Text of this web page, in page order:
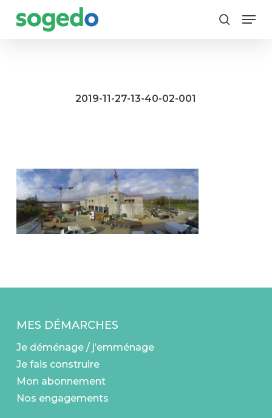
search
Menu
2019-11-27-13-40-02-001
MES DÉMARCHES
Je déménage / j’emménage
Je fais construire
Mon abonnement
Nos engagements